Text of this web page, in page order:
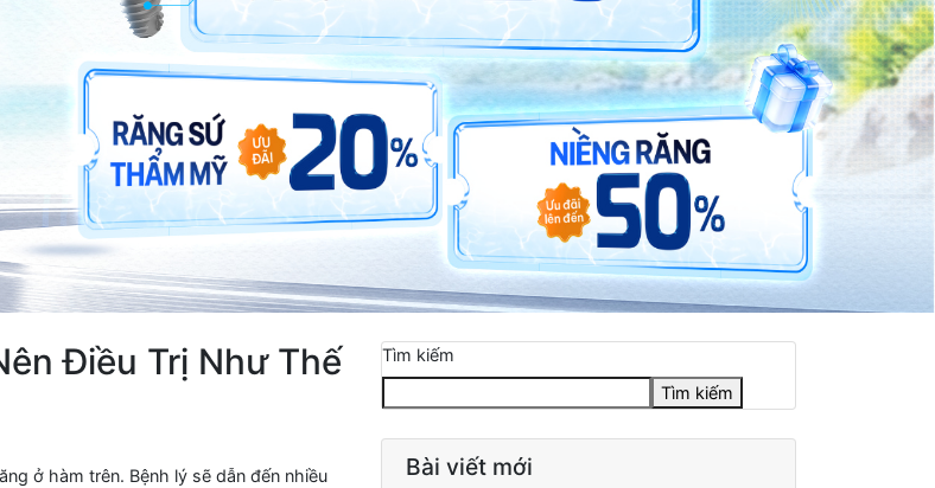
Điều Trị Như Thế
ở hàm trên. Bệnh lý sẽ dẫn đến nhiều
Tìm kiếm
Tìm kiếm
Bài viết mới